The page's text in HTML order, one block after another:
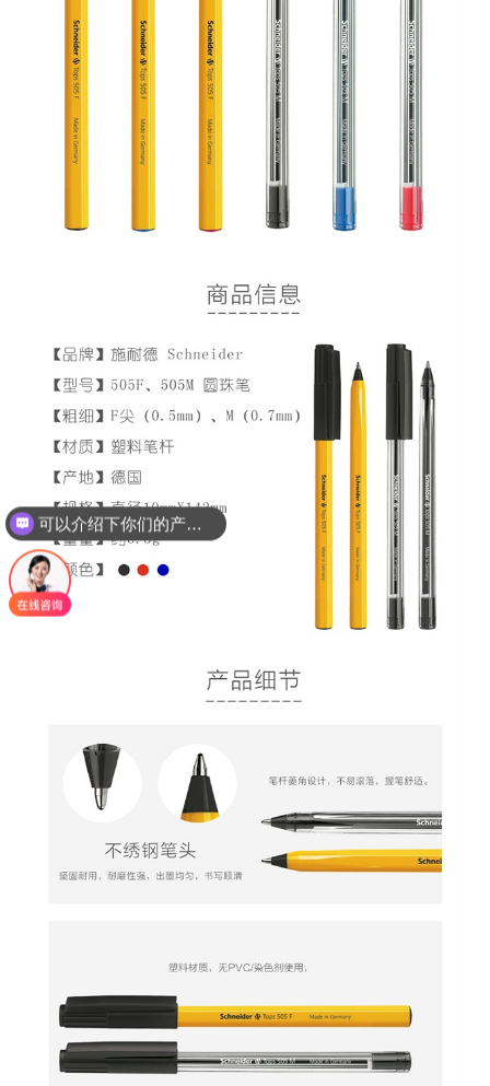
可以介绍下你们的产品么？